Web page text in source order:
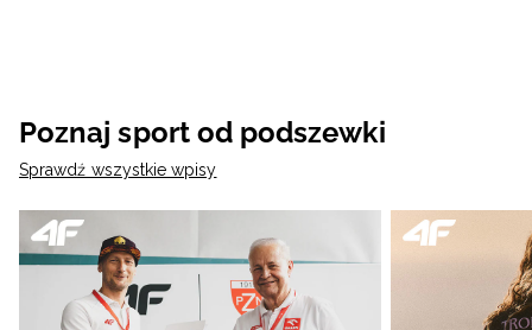
Poznaj sport od podszewki
Sprawdź wszystkie wpisy